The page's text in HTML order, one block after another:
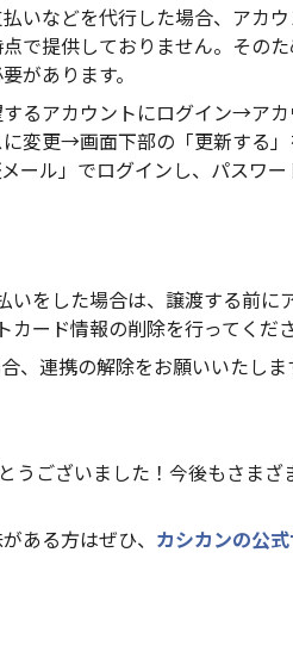
いなどを代行した場合、アカ
で提供しておりません。その
があります。
るアカウントにログイン→ア
変更→画面下部の「更新する
ール」でログインし、パスワ
いをした場合は、譲渡する前に
ード情報の削除を行ってくださ
、連携の解除をお願いいたしま
うございました！今後もさま
ある方はぜひ、 カシカンの公